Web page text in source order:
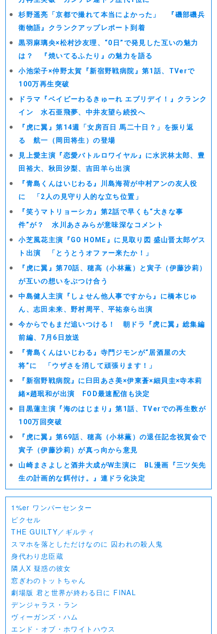
杉野遥亮「京都で撮れて本当によかった」 『磯部磯兵
衛物語』クランクアップレポート到着
黒羽麻璃央×松村沙友理、“0日”で発見した互いの魅力
は？ 『焼いてるふたり』の魅力を語る
小池栄子×仲野太賀『新宿野戦病院』第1話、TVerで
100万再生突破
ドラマ『ベイビーわるきゅーれ エブリデイ！』クランク
イン 水石亜飛夢、中井友望ら続投へ
『虎に翼』第14週「女房百日 馬二十日？」を振り返
る 航一（岡田将生）の登場
見上愛主演『恋愛バトルロワイヤル』に水沢林太郎、豊
田裕大、秋田汐梨、吉田羊ら出演
『青島くんはいじわる』川島海荷が中村アンの友人役
に 「2人の見守り人的な立ち位置」
『笑うマトリョーシカ』第2話で早くも“大きな事
件”が？ 水川あさみらが意味深なコメント
小芝風花主演『GO HOME』に見取り図 盛山晋太郎ゲス
ト出演 「とうとうオファー来たか！」
『虎に翼』第70話、穂高（小林薫）と寅子（伊藤沙莉）
が互いの想いをぶつけ合う
中島健人主演『しょせん他人事ですから』に橋本じゅ
ん、志田未来、野村周平、平祐奈ら出演
今からでもまだ追いつける！ 朝ドラ『虎に翼』総集編
前編、7月6日放送
『青島くんはいじわる』寺門ジモンが“居酒屋の大
将”に 「ウザさを消して頑張ります！」
『新宿野戦病院』に臼田あさ美×伊東蒼×細貝圭×寺本莉
緒×趙珉和が出演 FOD最速配信も決定
目黒蓮主演『海のはじまり』第1話、TVerでの再生数が
100万回突破
『虎に翼』第69話、穂高（小林薫）の退任記念祝賀会で
寅子（伊藤沙莉）が真っ向から意見
山崎まさよしと酒井大成がW主演に BL漫画『三ツ矢先
生の計画的な餌付け。』連ドラ化決定
1%er ワンパーセンター
ピクセル
THE GUILTY／ギルティ
スマホを落としただけなのに 囚われの殺人鬼
身代わり忠臣蔵
隣人X 疑惑の彼女
窓ぎわのトットちゃん
劇場版 君と世界が終わる日に FINAL
デンジャラス・ラン
ヴィーガンズ・ハム
エンド・オブ・ホワイトハウス